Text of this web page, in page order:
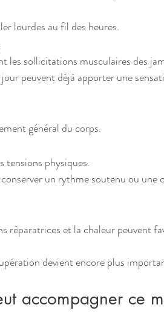
lourdes au fil des heures.
les sollicitations musculaires des
peuvent déjà apporter une
général du corps.
tensions physiques.
un rythme soutenu ou une
réparatrices et la chaleur peuvent
devient encore plus
accompagner ce